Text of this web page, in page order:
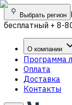
Выбрать регион
бесплатный + 8-
О компании
Программа
Оплата
Доставка
Контакты